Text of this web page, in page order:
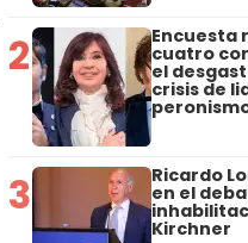
2 Encuesta
cuatro
el
crisis de
3 Ricardo
en el
Kirchner